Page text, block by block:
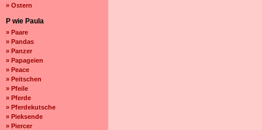
» Ostern
P wie Paula
» Paare
» Pandas
» Panzer
» Papageien
» Peace
» Peitschen
» Pfeile
» Pferde
» Pferdekutsche
» Pieksende
» Piercer